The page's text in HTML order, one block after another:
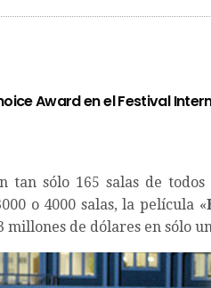
Award en el Festival
tan sólo 165 salas de
o 4000 salas, la película «
millones de dólares en sólo